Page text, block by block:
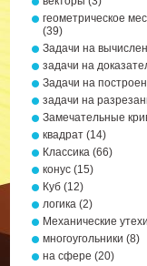
геометрическое
(39)
Задачи на
задачи на
Задачи на
задачи на
Замечательные
квадрат (14)
Классика (66)
конус (15)
Куб (12)
логика (2)
Механические утехи
многоугольники (8)
на сфере (20)